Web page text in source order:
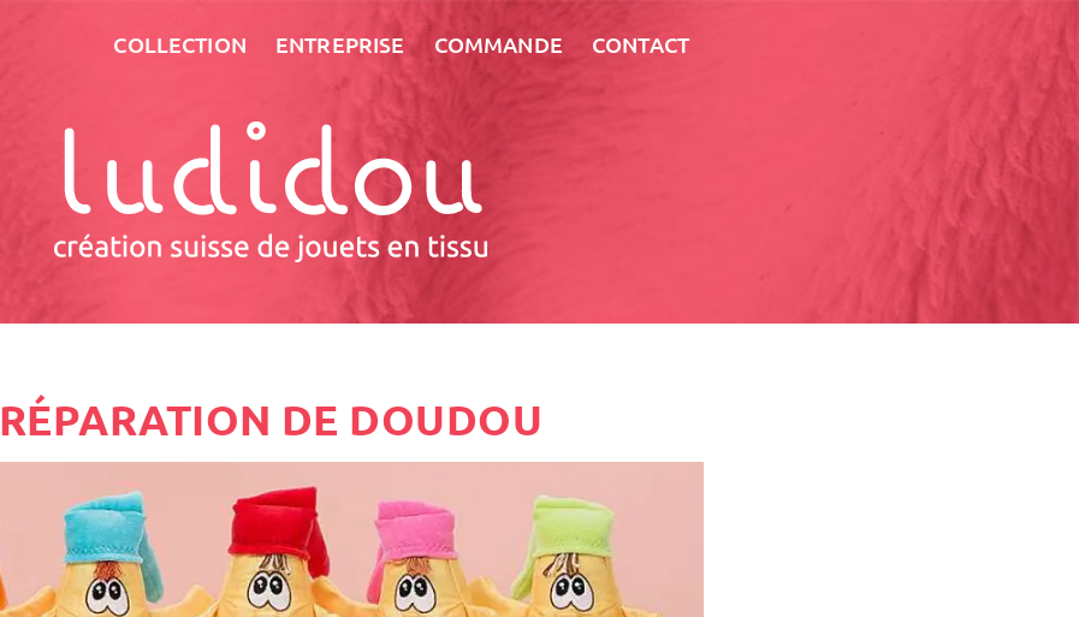
COLLECTION ENTREPRISE COMMANDE CONTACT
RÉPARATION DE DOUDOU